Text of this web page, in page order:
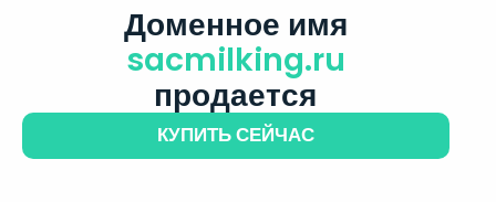
Доменное имя
sacmilking.ru
продается
КУПИТЬ СЕЙЧАС